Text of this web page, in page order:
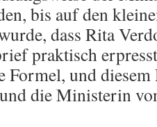
bis auf den
dass Rita
praktisch
Formel, und
die Ministerin